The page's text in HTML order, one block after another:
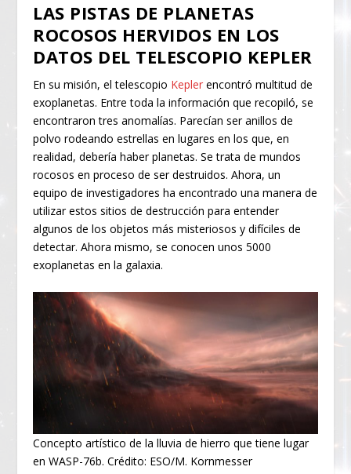
LAS PISTAS DE PLANETAS
ROCOSOS HERVIDOS EN LOS
DATOS DEL TELESCOPIO KEPLER
En su misión, el telescopio Kepler encontró multitud de
exoplanetas. Entre toda la información que recopiló, se
encontraron tres anomalías. Parecían ser anillos de
polvo rodeando estrellas en lugares en los que, en
realidad, debería haber planetas. Se trata de mundos
rocosos en proceso de ser destruidos. Ahora, un
equipo de investigadores ha encontrado una manera de
utilizar estos sitios de destrucción para entender
algunos de los objetos más misteriosos y difíciles de
detectar. Ahora mismo, se conocen unos 5000
exoplanetas en la galaxia.
Concepto artístico de la lluvia de hierro que tiene lugar
en WASP-76b. Crédito: ESO/M. Kornmesser